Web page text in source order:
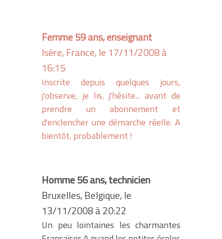
Femme 59 ans, enseignant
Isère, France, le 17/11/2008 à
16:15
Inscrite depuis quelques jours,
j'observe, je lis, j'hésite... avant de
prendre un abonnement et
d'enclencher une démarche réelle. A
bientôt, probablement !
Homme 56 ans, technicien
Bruxelles, Belgique, le
13/11/2008 à 20:22
Un peu lointaines les charmantes